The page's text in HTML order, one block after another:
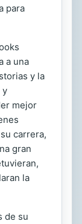
para
a una
y la
y
mejor
carrera,
gran
la
de su